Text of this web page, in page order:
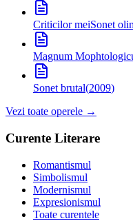
Criticilor meiSonet
Magnum
Sonet brutal(2009)
Vezi toate operele →
Curente Literare
Romantismul
Simbolismul
Modernismul
Expresionismul
Toate curentele